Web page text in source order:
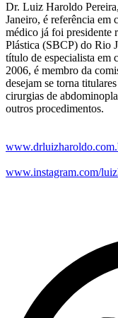
Dr. Luiz Haroldo
Janeiro, é referência
médico já foi presidente
Plástica (SBCP) do Rio
título de especialista em
2006, é membro da
desejam se torna
cirurgias de
outros procedimentos.
www.instagram.com/